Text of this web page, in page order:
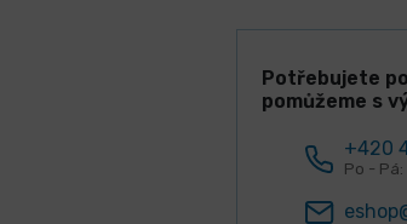
Potřebujete
pomůžeme s
+420
Po - Pá: